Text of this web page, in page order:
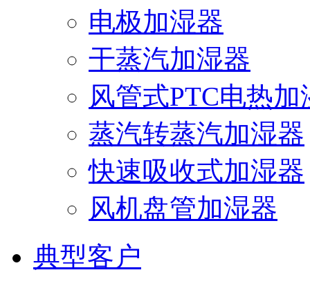
电极加湿器
干蒸汽加湿器
风管式PTC电热加
蒸汽转蒸汽加湿器
快速吸收式加湿器
风机盘管加湿器
典型客户